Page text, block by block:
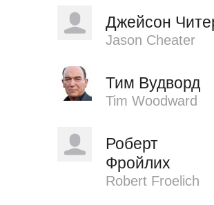
Джейсон
Jason Cheater
Тим Вудворд
Tim Woodward
Роберт
Фройлих
Robert Froelich